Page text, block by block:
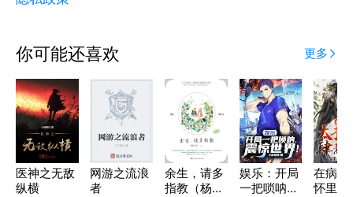
你可能还喜欢 更多
医神之无敌
纵横
网游之流浪
者
余生，请多
指教（杨
娱乐：开局
一把唢呐，
在病娇
怀里肆